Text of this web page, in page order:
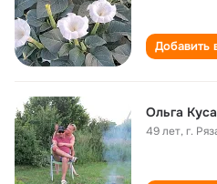
Добавить
Ольга
49 лет,г.